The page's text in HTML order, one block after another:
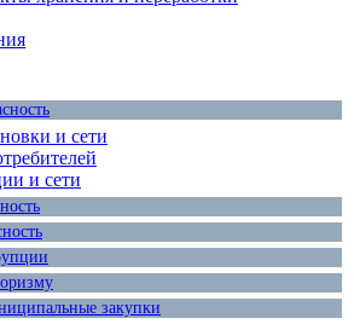
и сети
и сети
закупки